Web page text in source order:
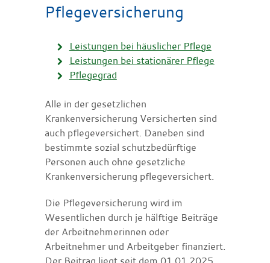
Pflegeversicherung
Leistungen bei häuslicher Pflege
Leistungen bei stationärer Pflege
Pflegegrad
Alle in der gesetzlichen
Krankenversicherung Versicherten sind
auch pflegeversichert. Daneben sind
bestimmte sozial schutzbedürftige
Personen auch ohne gesetzliche
Krankenversicherung pflegeversichert.
Die Pflegeversicherung wird im
Wesentlichen durch je hälftige Beiträge
der Arbeitnehmerinnen oder
Arbeitnehmer und Arbeitgeber finanziert.
Der Beitrag liegt seit dem 01.01.2025